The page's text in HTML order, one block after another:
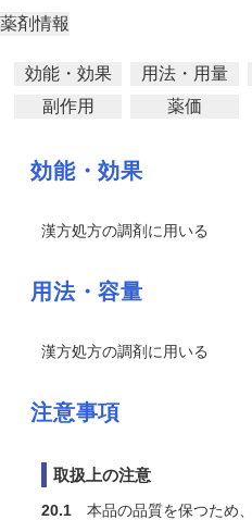
薬剤情報
効能・効果 用法・用量
副作用
薬価
効能・効果
漢方処方の調剤に用いる
用法・容量
漢方処方の調剤に用いる
注意事項
取扱上の注意
20.1 本品の品質を保つため